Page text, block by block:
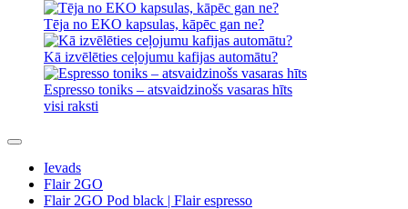
Tēja no EKO kapsulas, kāpēc gan ne?
Kā izvēlēties ceļojumu kafijas automātu?
Espresso toniks – atsvaidzinošs vasaras hīts
visi raksti
Ievads
Flair 2GO
Flair 2GO Pod black | Flair espresso